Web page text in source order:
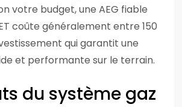
votre budget, une AEG fiable
coûte généralement entre 150
qui garantit une
et performante sur le terrain.
du système gaz